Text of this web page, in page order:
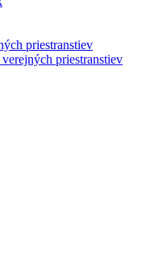
priestranstiev
priestranstiev